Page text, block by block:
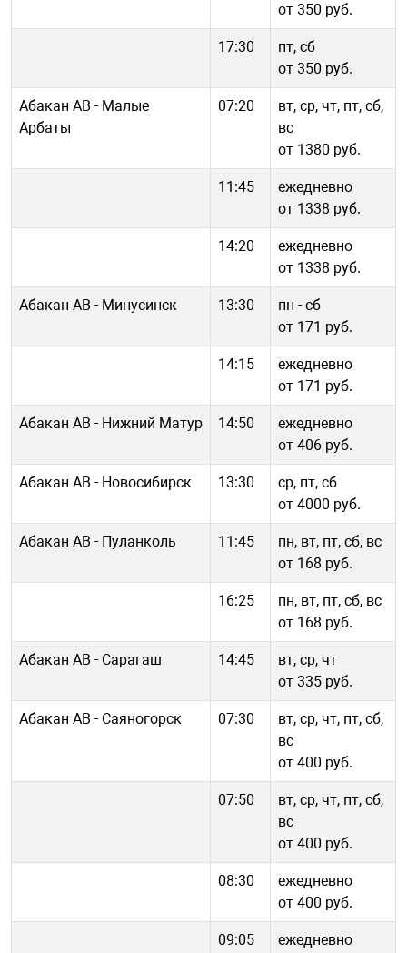
от 350 руб.
17:30
пт, сб
от 350 руб.
Абакан АВ - Малые
Арбаты
07:20
вт, ср, чт, пт, сб,
вс
от 1380 руб.
11:45
ежедневно
от 1338 руб.
14:20
ежедневно
от 1338 руб.
Абакан АВ - Минусинск 13:30
пн - cб
от 171 руб.
14:15
ежедневно
от 171 руб.
Абакан АВ - Нижний Матур 14:50
ежедневно
от 406 руб.
Абакан АВ - Новосибирск 13:30
ср, пт, сб
от 4000 руб.
Абакан АВ - Пуланколь 11:45
пн, вт, пт, сб, вс
от 168 руб.
16:25
пн, вт, пт, сб, вс
от 168 руб.
Абакан АВ - Сарагаш 14:45
вт, ср, чт
от 335 руб.
Абакан АВ - Саяногорск 07:30
вт, ср, чт, пт, сб,
вс
от 400 руб.
07:50
вт, ср, чт, пт, сб,
вс
от 400 руб.
08:30
ежедневно
от 400 руб.
09:05 ежедневно